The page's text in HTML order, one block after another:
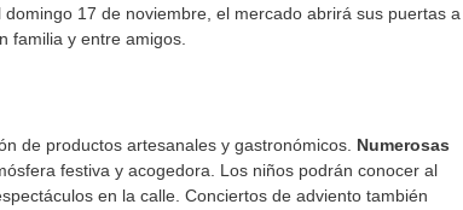
17 de noviembre, el mercado abrirá sus puertas a
familia y entre amigos.
de productos artesanales y gastronómicos. Numerosas
festiva y acogedora. Los niños podrán conocer al
en la calle. Conciertos de adviento también